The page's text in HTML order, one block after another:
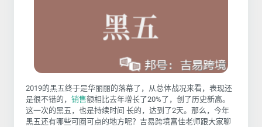
2019的黑五终于是华丽丽的落幕了，从总体战况来看，表现还
是很不错的， 销售额相比去年增长了20%了，创了历史新高。
这一次的黑五，也是持续时间 长的，达到了2天。那么，今年
黑五还有哪些可圈可点的地方呢？吉易跨境富佳老师跟大家聊